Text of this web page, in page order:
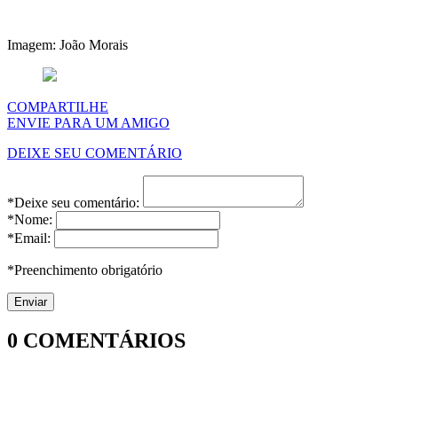
Imagem: João Morais
COMPARTILHE
ENVIE PARA UM AMIGO
DEIXE SEU COMENTÁRIO
*Deixe seu comentário:
*Nome:
*Email:
*Preenchimento obrigatório
0 COMENTÁRIOS